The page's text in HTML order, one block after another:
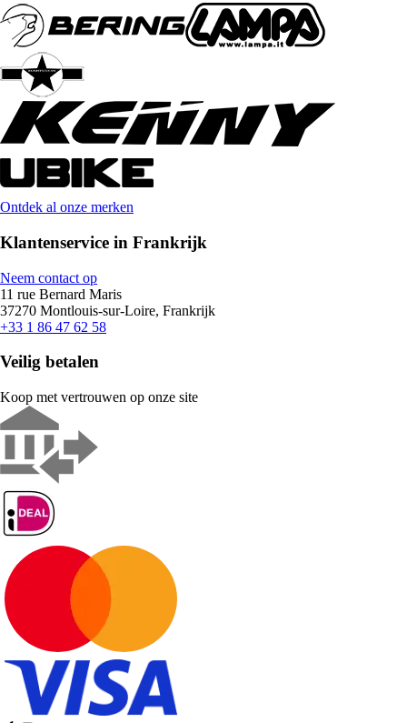
Ontdek al onze merken
Klantenservice in Frankrijk
Neem contact op
11 rue Bernard Maris
37270 Montlouis-sur-Loire, Frankrijk
+33 1 86 47 62 58
Veilig betalen
Koop met vertrouwen op onze site